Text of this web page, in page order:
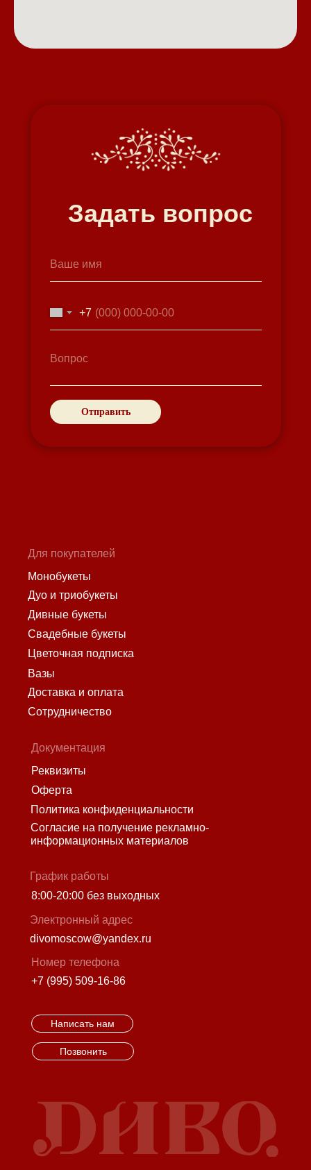
Задать вопрос
+7
Отправить
Доставка и оплата
Сотрудничество
Цветочная подписка
Вазы
Свадебные букеты
Дивные букеты
Позвонить
Написать нам
Дуо и триобукеты
Монобукеты
Для покупателей
Реквизиты
Политика конфиденциальности
Согласие на получение рекламно-
информационных материалов
Оферта
8:00-20:00 без выходных
divomoscow@yandex.ru
+7 (995) 509-16-86
Электронный адрес
Номер телефона
График работы
Документация